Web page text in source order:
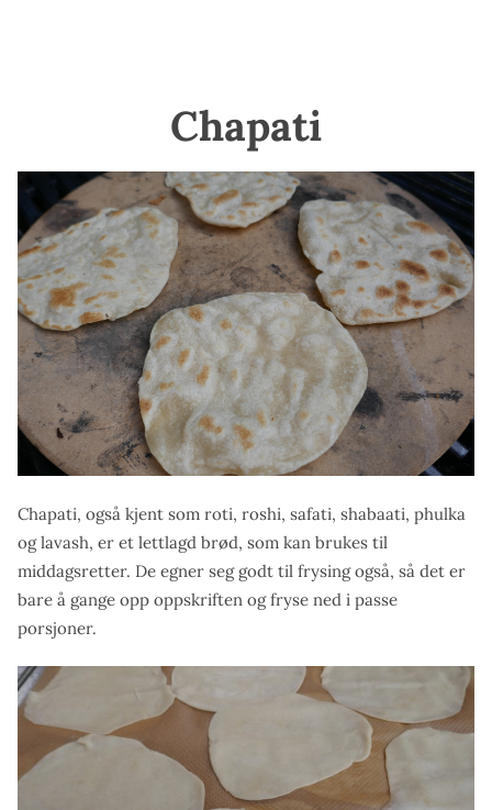
Chapati
Chapati, også kjent som roti, roshi, safati, shabaati, phulka
og lavash, er et lettlagd brød, som kan brukes til
middagsretter. De egner seg godt til frysing også, så det er
bare å gange opp oppskriften og fryse ned i passe
porsjoner.